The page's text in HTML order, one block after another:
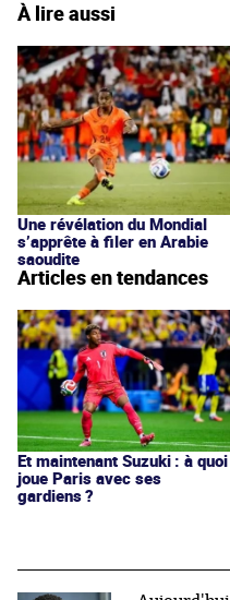
À lire aussi
Une révélation du Mondial
s’apprête à filer en Arabie
saoudite
Articles en tendances
Et maintenant Suzuki : à quoi
joue Paris avec ses
gardiens ?